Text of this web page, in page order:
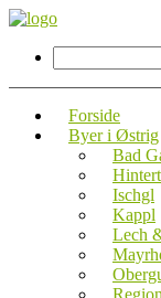
Forside
Byer i Østrig
Bad
Ischgl
Kappl
Lech